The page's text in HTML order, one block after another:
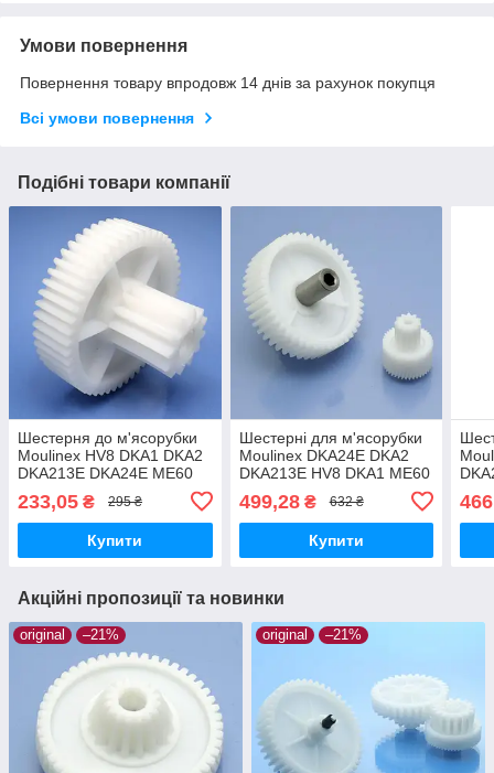
Умови повернення
Повернення товару впродовж 14 днів за рахунок покупця
Всі умови повернення
Подібні товари компанії
Шестерня до м'ясорубки
Moulinex HV8 DKA1 DKA2
DKA213E DKA24E ME60
ME645 ME656 ME657
ME66 ME665 середня
233,05 ₴ 295 ₴
Купити
Шестерні для м'ясорубки
Moulinex DKA24E DKA2
DKA213E HV8 DKA1 ME60
ME645 ME656 ME657
ME66 ME665 мала та
499,28₴ 632 ₴
Купити
Акційні пропозиції та новинки
original –21% original –21%